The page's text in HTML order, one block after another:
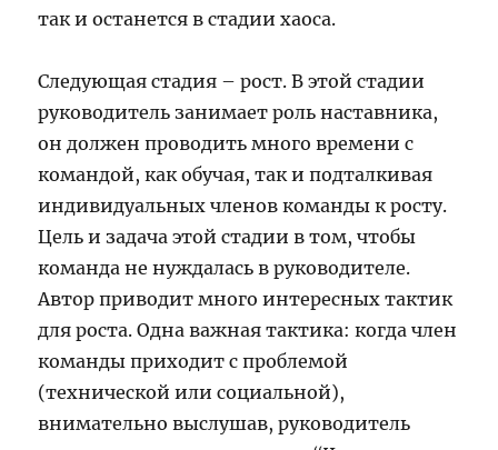
так и останется в стадии хаоса.
Следующая стадия – рост. В этой стадии
руководитель занимает роль наставника,
он должен проводить много времени с
командой, как обучая, так и подталкивая
индивидуальных членов команды к росту.
Цель и задача этой стадии в том, чтобы
команда не нуждалась в руководителе.
Автор приводит много интересных тактик
для роста. Одна важная тактика: когда член
команды приходит с проблемой
(технической или социальной),
внимательно выслушав, руководитель